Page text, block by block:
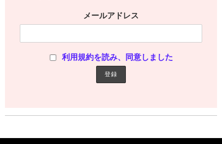
メールアドレス
利用規約を読み、同意しました